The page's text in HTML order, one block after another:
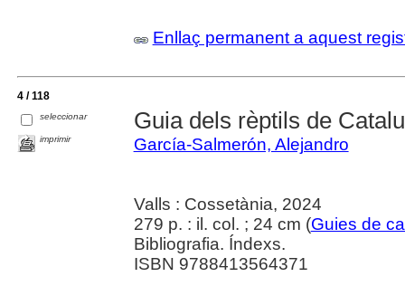
Enllaç permanent a aquest
4 / 118
seleccionar
imprimir
Guia dels rèptils de
García-Salmerón, Alejandro
Valls : Cossetània, 2024
279 p. : il. col. ; 24 cm (Guies de
Bibliografia. Índexs.
ISBN 9788413564371